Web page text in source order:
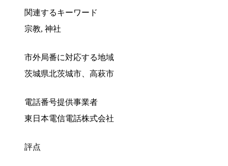
関連するキーワード
宗教, 神社
市外局番に対応する地域
茨城県北茨城市、高萩市
電話番号提供事業者
東日本電信電話株式会社
評点